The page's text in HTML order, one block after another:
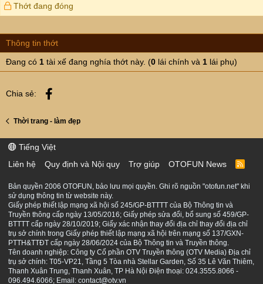
Thớt đang đóng
Thông tin thớt
Đang có 1 tài xế đang nghía thớt này. (0 lái chính và 1 lái phụ)
Chia sẻ:
Thời trang - làm đẹp
Tiếng Việt
Liên hệ
Quy định và Nội quy Trợ giúp OTOFUN News
R
S
Bản quyền 2006 OTOFUN, bảo lưu mọi quyền. Ghi rõ nguồn "otofun.net" khi
sử dụng thông tin từ website này.
Giấy phép thiết lập mạng xã hội số 245/GP-BTTTT của Bộ Thông tin và
Truyền thông cấp ngày 13/05/2016; Giấy phép sửa đổi, bổ sung số 459/GP-
BTTTT cấp ngày 28/10/2019; Giấy xác nhận thay đổi địa chỉ thay đổi địa chỉ
trụ sở chính trong Giấy phép thiết lập mạng xã hội trên mạng số 137/GXN-
PTTH&TTĐT cấp ngày 28/06/2024 của Bộ Thông tin và Truyền thông.
Tên doanh nghiệp: Công ty Cổ phần OTV Truyền thông (OTV Media) Địa chỉ
trụ sở chính: T05-VP21, Tầng 5 Tòa nhà Stellar Garden, Số 35 Lê Văn Thiêm,
Thanh Xuân Trung, Thanh Xuân, TP Hà Nội Điện thoại: 024.3555.8066 -
096.494.6066; Email: contact@otv.vn